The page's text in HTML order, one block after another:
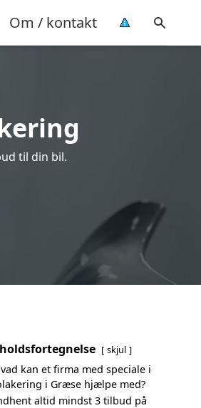
Om / kontakt
til din bil.
skjul
kan et firma med speciale i
i Græse hjælpe med?
altid mindst 3 tilbud på